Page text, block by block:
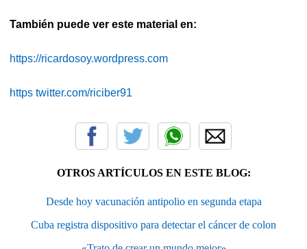
También puede ver este material en:
https://ricardosoy.wordpress.com
https twitter.com/riciber91
OTROS ARTÍCULOS EN ESTE BLOG:
Desde hoy vacunación antipolio en segunda etapa
Cuba registra dispositivo para detectar el cáncer de colon